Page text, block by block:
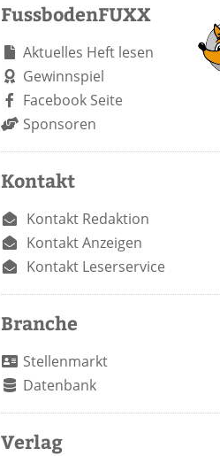
FussbodenFUXX
Aktuelles Heft lesen
Gewinnspiel
Facebook Seite
Sponsoren
Kontakt
Kontakt Redaktion
Kontakt Anzeigen
Kontakt Leserservice
Branche
Stellenmarkt
Datenbank
Verlag